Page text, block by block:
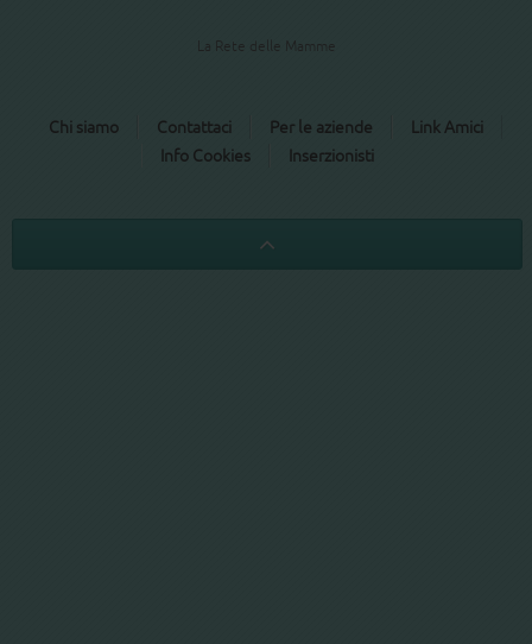
La Rete delle Mamme
Chi siamo Contattaci Per le aziende
Link Amici
Info Cookies
Inserzionisti